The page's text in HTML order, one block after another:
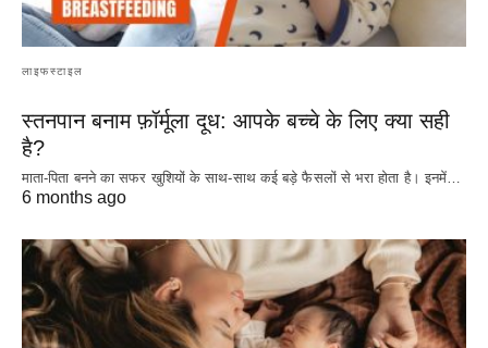
लाइफस्टाइल
स्तनपान बनाम फ़ॉर्मूला दूध: आपके बच्चे के लिए क्या सही
है?
माता-पिता बनने का सफर खुशियों के साथ-साथ कई बड़े फैसलों से भरा होता है। इनमें…
6 months ago